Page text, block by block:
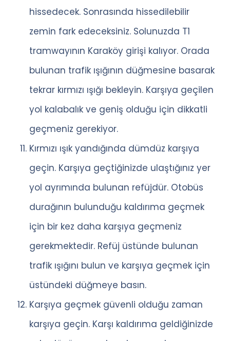
hissedecek. Sonrasında hissedilebilir
zemin fark edeceksiniz. Solunuzda T1
tramwayının Karaköy girişi kalıyor. Orada
bulunan trafik ışığının düğmesine basarak
tekrar kırmızı ışığı bekleyin. Karşıya geçilen
yol kalabalık ve geniş olduğu için dikkatli
geçmeniz gerekiyor.
Kırmızı ışık yandığında dümdüz karşıya
geçin. Karşıya geçtiğinizde ulaştığınız yer
yol ayrımında bulunan refüjdür. Otobüs
durağının bulunduğu kaldırıma geçmek
için bir kez daha karşıya geçmeniz
gerekmektedir. Refüj üstünde bulunan
trafik ışığını bulun ve karşıya geçmek için
üstündeki düğmeye basın.
Karşıya geçmek güvenli olduğu zaman
karşıya geçin. Karşı kaldırıma geldiğinizde